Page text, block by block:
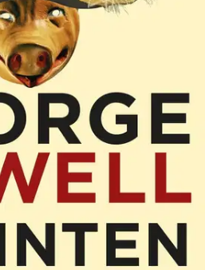
kuin toiset.” Kepeän sadun
irvaileva teos on klassinen tutkielma
poliittinen satiiri. Majuri-karju
eläimet vallankumouksen
juopottelevan isäntänsä Jonesin ja
Juhannusaattona leimahtava
ja eläimet ryhtyvät itsenäisesti
mutta vähitellen sikojen viekkaus
George Orwell (1903–1950)
ja kriitikko. Hän syntyi
Englannin sisäoppilaitoksissa,
kaupunginosissa ja taisteli
ennen varhaista
Orwellin tyylissä yhdistyivät
niin osuvalla tavalla, että hänen
kuvaa painajaismaisen